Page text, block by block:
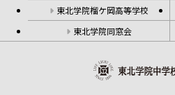
東北学院榴ケ岡高等学校
東北学院同窓会